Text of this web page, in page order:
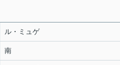
ル・ミュゲ
南